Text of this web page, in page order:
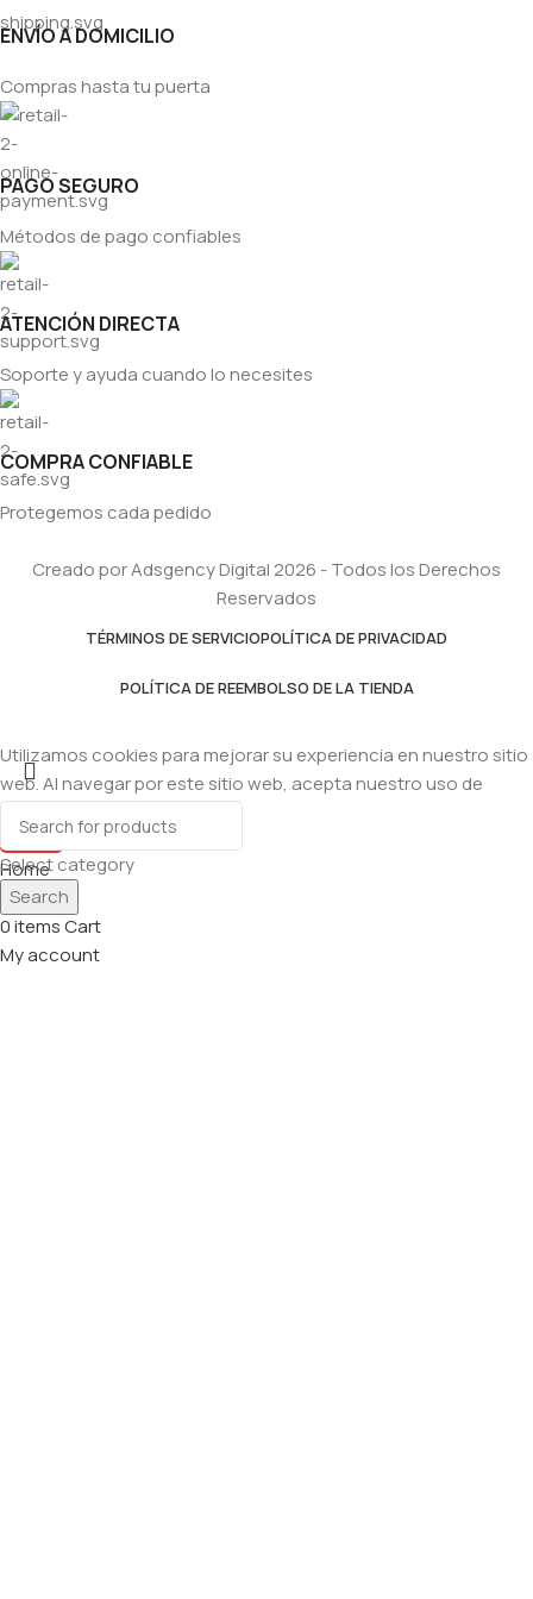
ENVÍO A DOMICILIO
Compras hasta tu puerta
PAGO SEGURO
Métodos de pago confiables
ATENCIÓN DIRECTA
Soporte y ayuda cuando lo necesites
COMPRA CONFIABLE
Protegemos cada pedido
Creado por Adsgency Digital 2026 - Todos los Derechos
Reservados
TÉRMINOS DE SERVICIOPOLÍTICA DE PRIVACIDAD
POLÍTICA DE REEMBOLSO DE LA TIENDA
Select category
Search
Utilizamos cookies para mejorar su experiencia en nuestro sitio
web. Al navegar por este sitio web, acepta nuestro uso de
Accept
Home
Shop
0itemsCart
My account